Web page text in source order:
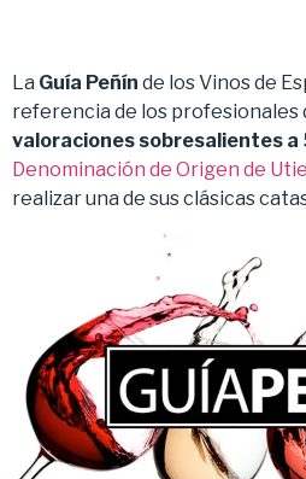
La Guía Peñín de los Vinos de
referencia de los profesionales
valoraciones sobresalientes a
Denominación de Origen de
realizar una de sus clásicas